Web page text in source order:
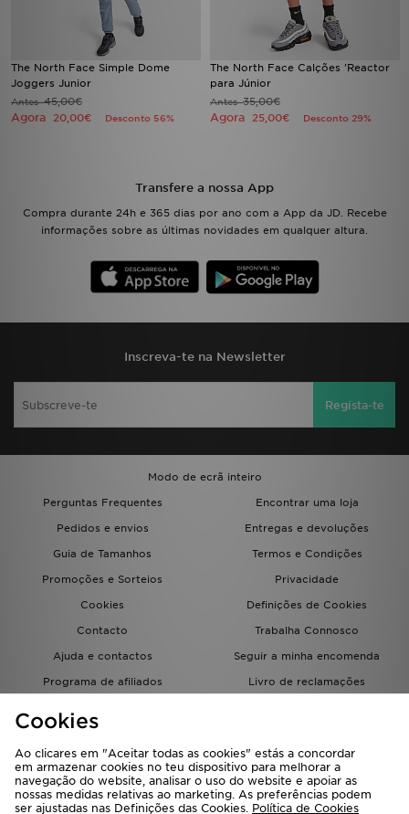
The North Face Simple Dome
Joggers Junior
Antes45,00€
Agora 20,00€ Desconto 56%
The North Face Calções 'Reactor
para Júnior
Antes35,00€
Agora 25,00€ Desconto 29%
Transfere a nossa App
Compra durante 24h e 365 dias por ano com a App da JD. Recebe
informações sobre as últimas novidades em qualquer altura.
Inscreva-te na Newsletter
Regista-te
Modo de ecrã inteiro
Perguntas Frequentes
Encontrar uma loja
Pedidos e envios
Entregas e devoluções
Guia de Tamanhos
Termos e Condições
Promoções e Sorteios
Privacidade
Cookies
Definições de Cookies
Contacto
Trabalha Connosco
Ajuda e contactos
Seguir a minha encomenda
Programa de afiliados
Livro de reclamações
Cookies
Ao clicares em "Aceitar todas as cookies" estás a concordar
em armazenar cookies no teu dispositivo para melhorar a
navegação do website, analisar o uso do website e apoiar as
nossas medidas relativas ao marketing. As preferências podem
ser ajustadas nas Definições das Cookies. Política de Cookies